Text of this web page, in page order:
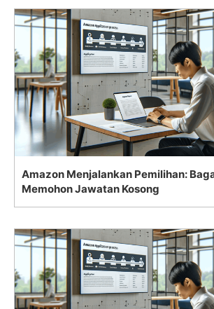
Amazon Menjalankan Pemilihan:
Memohon Jawatan Kosong